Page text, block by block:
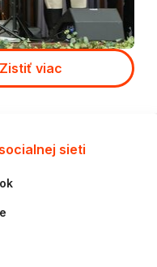
Zistiť viac
sieti